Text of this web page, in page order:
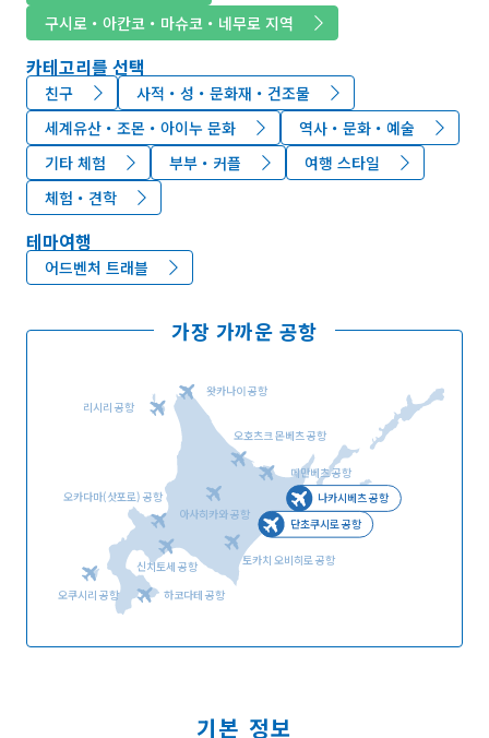
구시로・아칸코・마슈코・네무로 지역
카테고리를 선택
친구
사적・성・문화재・건조물
세계유산・조몬・아이누 문화
역사・문화・예술
기타 체험
부부・커플
여행 스타일
체험・견학
테마여행
어드벤처 트래블
가장 가까운 공항
신치토세 공항
오카다마(삿포로) 공항
하코다테 공항
오쿠시리 공항
아사히카와 공항
왓카나이 공항
리시리 공항
오호츠크 몬베츠 공항
메만베츠 공항
나카시베츠 공항
단초쿠시로 공항
토카치 오비히로 공항
기본 정보